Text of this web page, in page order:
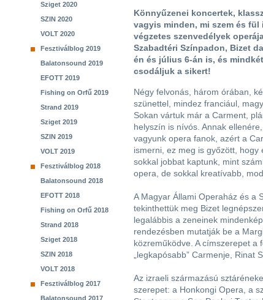
Sziget 2020
SZIN 2020
VOLT 2020
Fesztiválblog 2019
Balatonsound 2019
EFOTT 2019
Fishing on Orfű 2019
Strand 2019
Sziget 2019
SZIN 2019
VOLT 2019
Fesztiválblog 2018
Balatonsound 2018
EFOTT 2018
Fishing on Orfű 2018
Strand 2018
Sziget 2018
SZIN 2018
VOLT 2018
Fesztiválblog 2017
Balatonsound 2017
Könnyűzenei koncertek,
vagyis minden, mi szem és fül
végzetes szenvedélyek
Szabadtéri Színpadon, Bizet
én és július 6-án is, és
csodáljuk a sikert!
Négy felvonás, három órában,
szünettel, mindez franciául,
Sokan vártuk már a Carment,
helyszín is nívós. Annak
vagyunk opera fanok, azért a
ismerni, ez meg is győzött, hogy
sokkal jobbat kaptunk, mint
opera, de sokkal kreatívabb,
A Magyar Állami Operaház és a
tekinthettük meg Bizet
legalábbis a zeneinek
rendezésben mutatják be a
közreműködve. A címszerepet a
„legkapósabb” Carmenje, Rinat
Az izraeli származású
szerepet: a Honkongi Opera, a